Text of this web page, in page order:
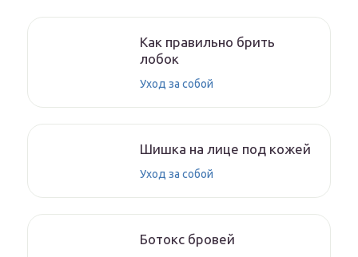
Как правильно брить
лобок
Уход за собой
Шишка на лице под кожей
Уход за собой
Ботокс бровей